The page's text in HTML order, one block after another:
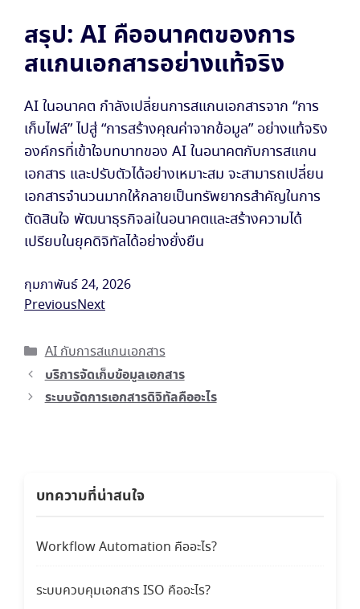
สรุป: AI คืออนาคตของการ
สแกนเอกสารอย่างแท้จริง
AI ในอนาคต กำลังเปลี่ยนการสแกนเอกสารจาก “การ
เก็บไฟล์” ไปสู่ “การสร้างคุณค่าจากข้อมูล” อย่างแท้จริง
องค์กรที่เข้าใจบทบาทของ AI ในอนาคตกับการสแกน
เอกสาร และปรับตัวได้อย่างเหมาะสม จะสามารถเปลี่ยน
เอกสารจำนวนมากให้กลายเป็นทรัพยากรสำคัญในการ
ตัดสินใจ พัฒนาธุรกิจaiในอนาคตและสร้างความได้
เปรียบในยุคดิจิทัลได้อย่างยั่งยืน
กุมภาพันธ์ 24, 2026
PreviousNext
Categories
AI กับการสแกนเอกสาร
บริการจัดเก็บข้อมูลเอกสาร
ระบบจัดการเอกสารดิจิทัลคืออะไร
บทความที่น่าสนใจ
Workflow Automation คืออะไร?
ระบบควบคุมเอกสาร ISO คืออะไร?